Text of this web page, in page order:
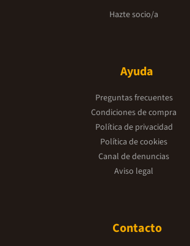
Hazte socio/a
Ayuda
Preguntas frecuentes
Condiciones de compra
Política de privacidad
Política de cookies
Canal de denuncias
Aviso legal
Contacto